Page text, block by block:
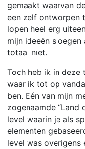
gemaakt waarvan
een zelf ontworpen
lopen heel erg
mijn ideeën
totaal niet.
Toch heb ik in deze
waar ik tot op
ben. Eén van mijn
zogenaamde “Land
level waarin je als
elementen
level was overigens